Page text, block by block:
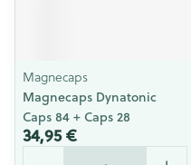
Magnecaps
Magnecaps Dynatonic
Caps 84 + Caps 28
34,95 €
Quantité